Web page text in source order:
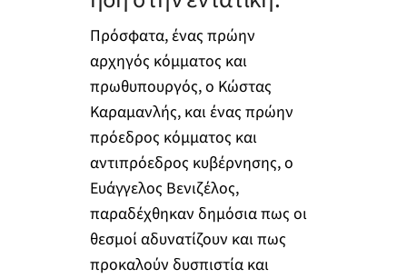
Πρόσφατα, ένας πρώην
αρχηγός κόμματος και
πρωθυπουργός, ο Κώστας
Καραμανλής, και ένας πρώην
πρόεδρος κόμματος και
αντιπρόεδρος κυβέρνησης, ο
Ευάγγελος Βενιζέλος,
παραδέχθηκαν δημόσια πως οι
θεσμοί αδυνατίζουν και πως
προκαλούν δυσπιστία και